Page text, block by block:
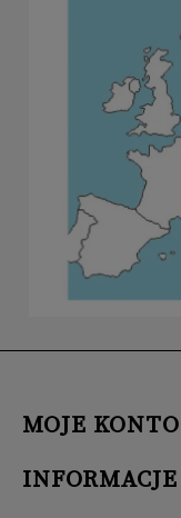
MOJE KONTO
INFORMACJE